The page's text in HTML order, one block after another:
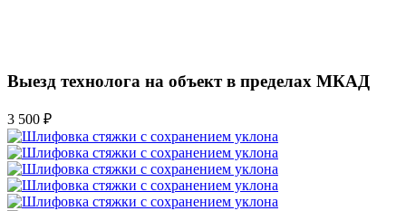
Выезд технолога на объект в пределах МКАД
3 500 ₽